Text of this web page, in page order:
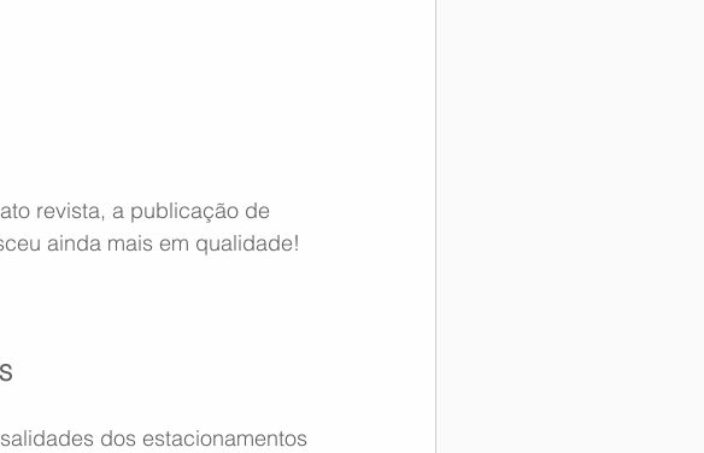
revista, a publicação de
ainda mais em qualidade!
dos estacionamentos